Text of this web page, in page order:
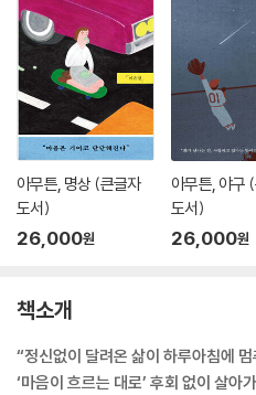
아무튼, 명상 (큰글자
도서)
26,000원
아무튼, 야구
도서)
26,000원
책소개
“정신없이 달려온 삶이 하루아침에
‘마음이 흐르는 대로’ 후회 없이 살아